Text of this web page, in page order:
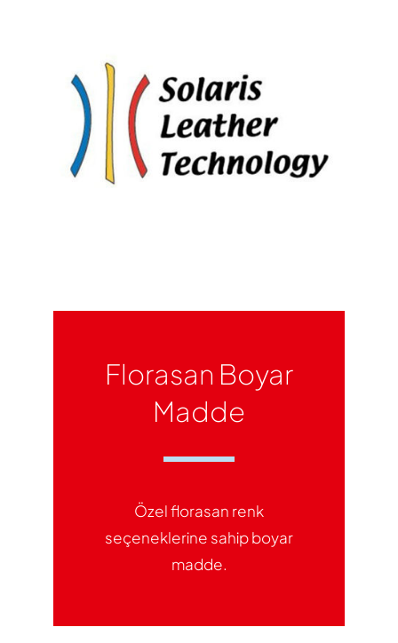
Florasan Boyar
Madde
Özel florasan renk
seçeneklerine sahip boyar
madde.